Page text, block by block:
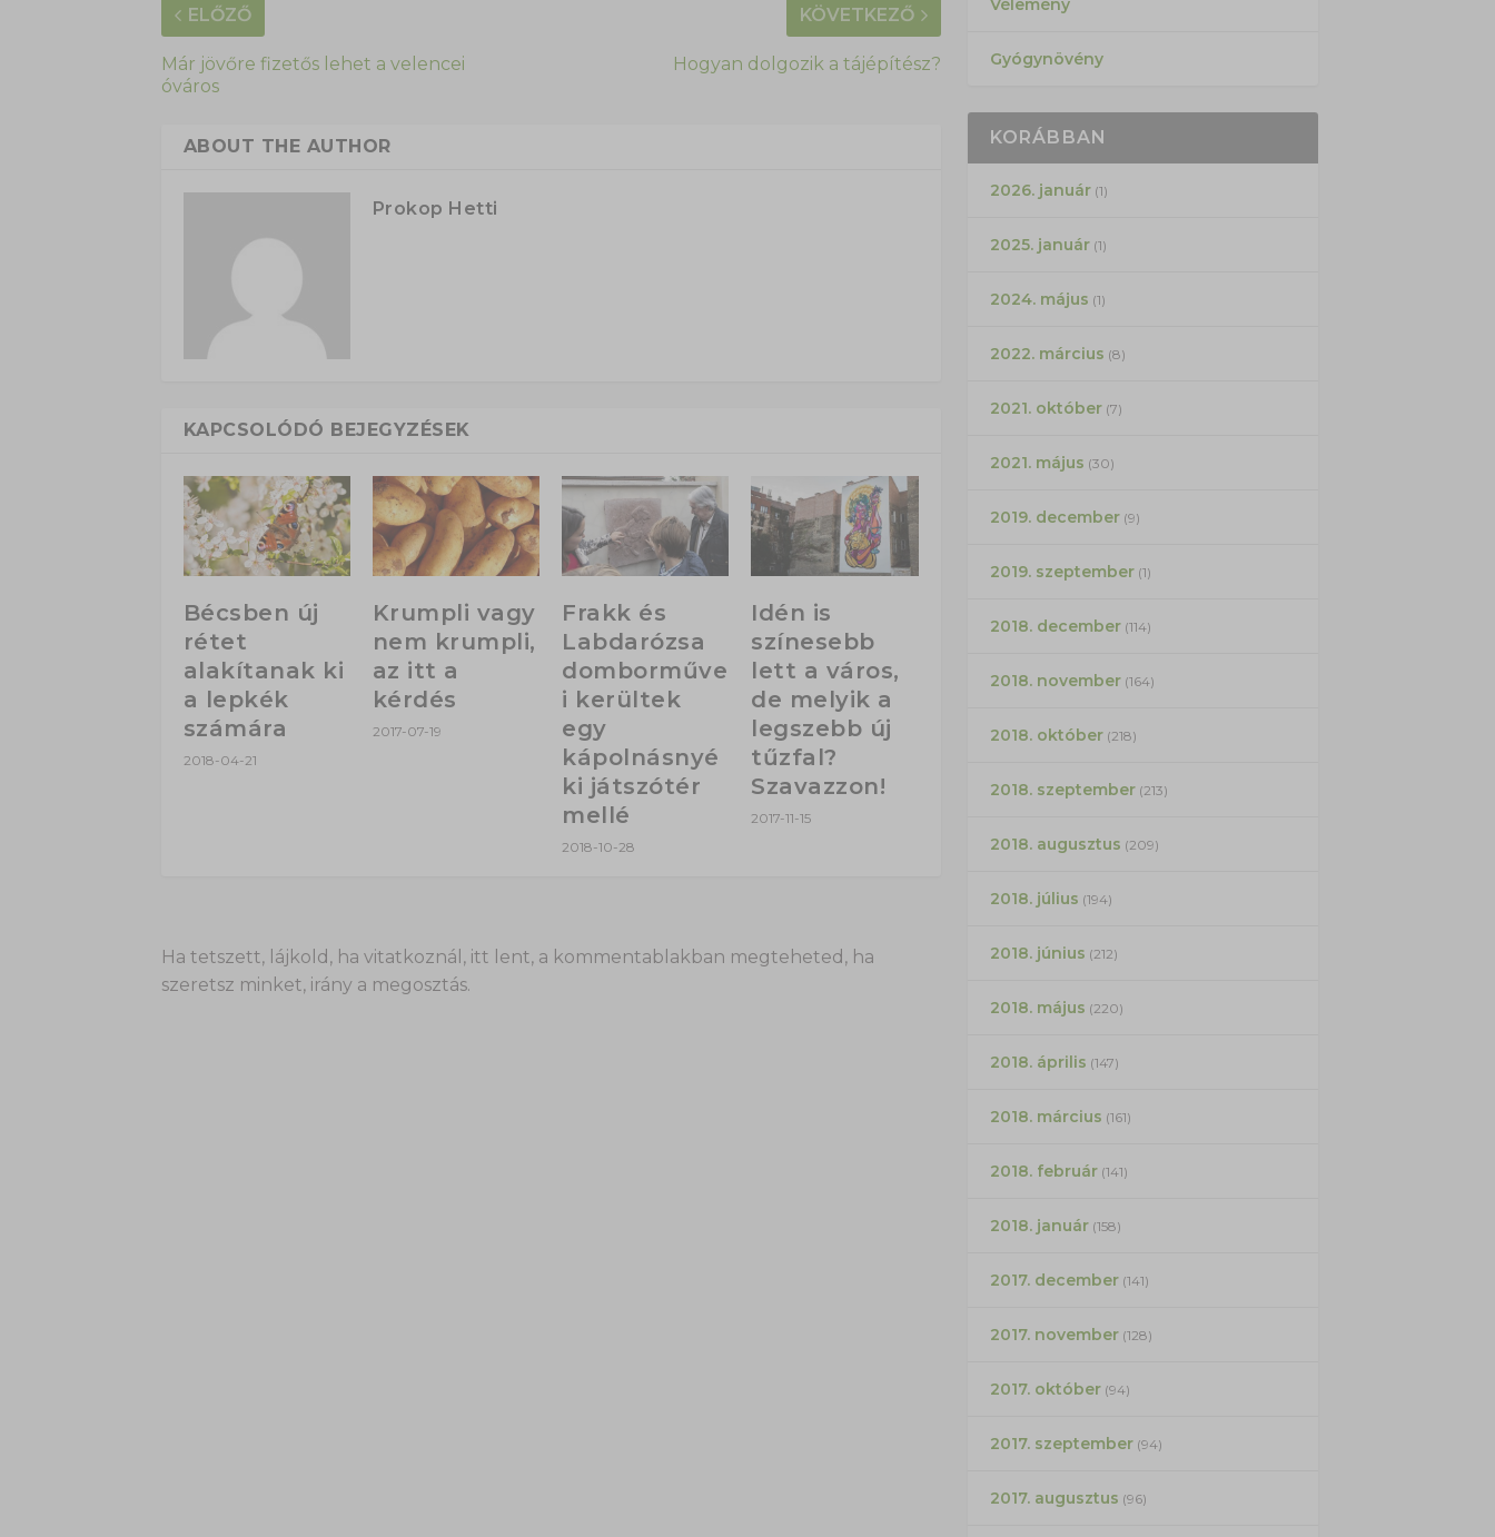
ELŐZŐ
Már jövőre fizetős lehet a velencei
óváros
KÖVETKEZŐ
Hogyan dolgozik a tájépítész?
ABOUT THE AUTHOR
Prokop Hetti
KAPCSOLÓDÓ BEJEGYZÉSEK
Bécsben új
rétet
alakítanak ki
a lepkék
számára
2018-04-21
Krumpli vagy
nem krumpli,
az itt a
kérdés
2017-07-19
Frakk és
Labdarózsa
domborműve
i kerültek
egy
kápolnásnyé
ki játszótér
mellé
2018-10-28
Idén is
színesebb
lett a város,
de melyik a
legszebb új
tűzfal?
Szavazzon!
2017-11-15
Ha tetszett, lájkold, ha vitatkoznál, itt lent, a kommentablakban megteheted, ha
szeretsz minket, irány a megosztás.
Vélemény
Gyógynövény
KORÁBBAN
2026. január(1)
2025. január(1)
2024. május (1)
2022. március (8)
2021. október(7)
2021. május (30)
2019. december(9)
2019. szeptember(1)
2018. december(114)
2018. november(164)
2018. október(218)
2018. szeptember(213)
2018. augusztus (209)
2018. július (194)
2018. június (212)
2018. május (220)
2018. április (147)
2018. március (161)
2018. február(141)
2018. január(158)
2017. december(141)
2017. november(128)
2017. október(94)
2017. szeptember(94)
2017. augusztus (96)